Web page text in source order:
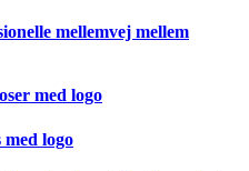
mellemvej mellem
med logo
logo